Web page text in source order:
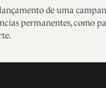
de uma
permanentes, como